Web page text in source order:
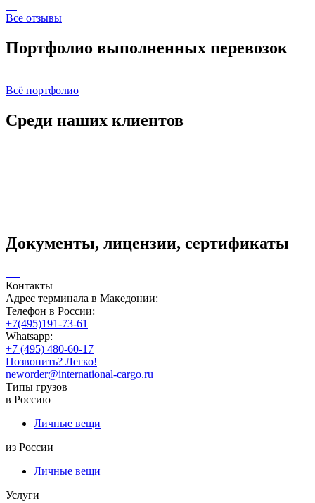
Все отзывы
Портфолио выполненных перевозок
Всё портфолио
Среди наших клиентов
Документы, лицензии, сертификаты
Контакты
Адрес терминала в Македонии:
Телефон в России:
+7(495)191-73-61
Whatsapp:
+7 (495) 480-60-17
Позвонить? Легко!
neworder@international-cargo.ru
Типы грузов
в Россию
Личные вещи
из России
Личные вещи
Услуги